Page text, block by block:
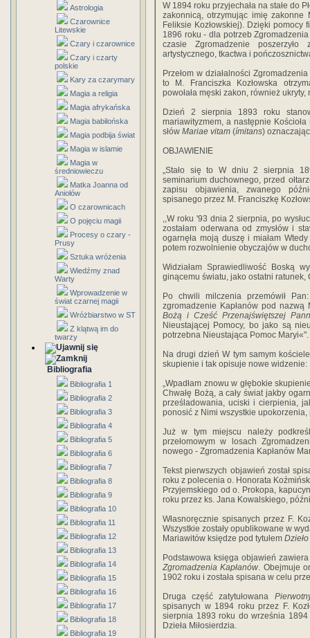
Astrologia
Czarownice
Litewskie
Czary i czarownice
Czary i czarty
polskie
Kary za czarymary
Magia a religia
Magia afrykańska
Magia babilońska
Magia podbija świat
Magia w islamie
Magia w
średniowieczu
Matka Joanna od
Aniołów
O czarownicach
O pojęciu magii
Procesy o czary -
Prusy
Sztuka wróżenia
Wiedźmy znad
Warty
Wprowadzenie w
świat czarnej magii
Wróżbiarstwo w ST
Z klątwą im do
twarzy
Bibliografia
Bibliografia 1
Bibliografia 2
Bibliografia 3
Bibliografia 4
Bibliografia 5
Bibliografia 6
Bibliografia 7
Bibliografia 8
Bibliografia 9
Bibliografia 10
Bibliografia 11
Bibliografia 12
Bibliografia 13
Bibliografia 14
Bibliografia 15
Bibliografia 16
Bibliografia 17
Bibliografia 18
Bibliografia 19
W 1894 roku przyjechała na stałe do
zakonnicą, otrzymując imię zakonne
Feliksie Kozłowskiej). Dzięki pomocy
1896 roku - dla potrzeb
czasie Zgromadzenie
artystycznego, tkactwa i
Przełom w działalności
to M. Franciszka Kozłowska
powołała męski zakon, również
Dzień 2 sierpnia 1893 roku
mariawityzmem, a następnie
słów Mariae vitam (ímitans)
OBJAWIENIE
„Stało się to W dniu 2 sierpnia
seminarium duchownego, przed
zapisu objawienia, zwanego
spisanego przez M. Franciszkę
,,W roku '93 dnia 2 sierpnia, po
zostałam oderwana od zmysłów i
ogarnęła moją duszę i miałam
potem rozwolnienie obyczajów w
Widziałam Sprawiedliwość Boską
ginącemu światu, jako ostatni
Po chwili milczenia przemówił
zgromadzenie Kapłanów pod nazwą
Bożą i Cześć Przenajświętszej
Nieustającej Pomocy, bo jako są
potrzebna Nieustająca Pomoc Maryi«".
Na drugi dzień W tym samym
skupienie i tak opisuje nowe widzenie:
„Wpadłam znowu w głębokie
Chwałę Bożą, a cały świat jakby
prześladowania, uciski i cierpienia,
ponosić z Nimi wszystkie
Już w tym miejscu należy
przełomowym w losach
nowego - Zgromadzenia Kapłanów
Tekst pierwszych objawień został
roku z polecenia o. Honorata
Przyjemskiego od o. Prokopa,
roku przez ks. Jana Kowalskiego,
Własnoręcznie spisanych przez F.
Wszystkie zostały opublikowane w
Mariawitów księdze pod tytułem
Podstawowa księga objawień
Zgromadzenia Kapłanów. Obejmuje
1902 roku i została spisana w celu
Druga część zatytułowana
spisanych w 1894 roku przez F.
sierpnia 1893 roku do września
Dzieła Miłosierdzia.